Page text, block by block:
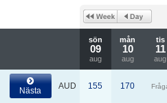
sön
09
aug
mån
10
aug
tis
11
aug
Nästa AUD 155 170